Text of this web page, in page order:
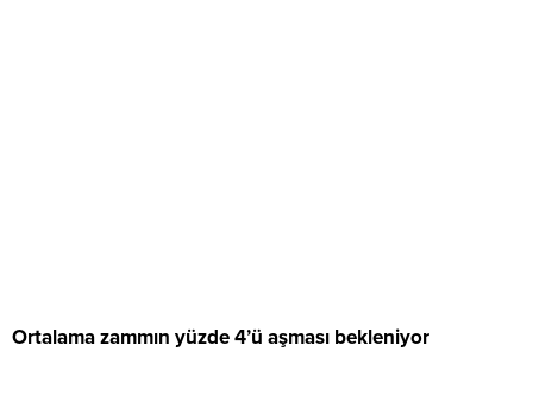
Ortalama zammın yüzde 4’ü aşması bekleniyor